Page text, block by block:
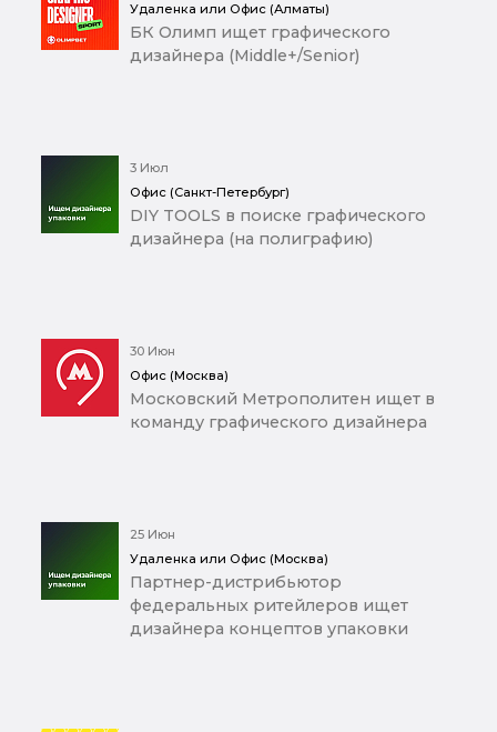
Удаленка или Офис (Алматы)
БК Олимп ищет графического
дизайнера (Middle+/Senior)
3 Июл
Офис (Санкт-Петербург)
DIY TOOLS в поиске графического
дизайнера (на полиграфию)
30 Июн
Офис (Москва)
Московский Метрополитен ищет в
команду графического дизайнера
25 Июн
Удаленка или Офис (Москва)
Партнер-дистрибьютор
федеральных ритейлеров ищет
дизайнера концептов упаковки